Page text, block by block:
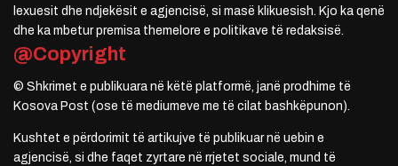
lexuesit dhe ndjekësit e agjencisë, si masë klikuesish. Kjo ka qenë
dhe ka mbetur premisa themelore e politikave të redaksisë.
@Copyright
© Shkrimet e publikuara në këtë platformë, janë prodhime të
Kosova Post (ose të mediumeve me të cilat bashkëpunon).
Kushtet e përdorimit të artikujve të publikuar në uebin e
agjencisë, si dhe faqet zyrtare në rrjetet sociale, mund të